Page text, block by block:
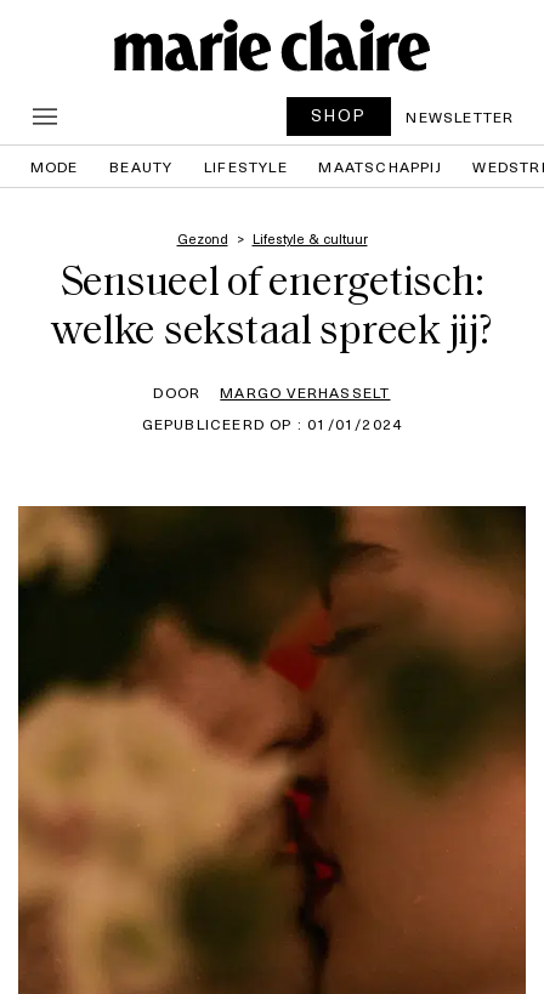
SHOP NEWSLETTER
MODE BEAUTY LIFESTYLE MAATSCHAPPIJ
Gezond Lifestyle & cultuur
Sensueel of energetisch:
welke sekstaal spreek jij?
DOOR
MARGO VERHASSELT
GEPUBLICEERD OP : 01/01/2024